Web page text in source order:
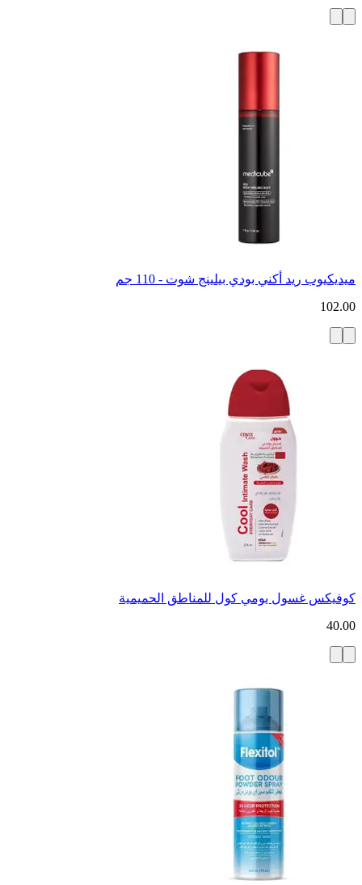
ميديكيوب ريد أكني بودي بيلينج شوت - 110 جم
102.00
كوفيكس غسول يومي كول للمناطق الحميمية
40.00